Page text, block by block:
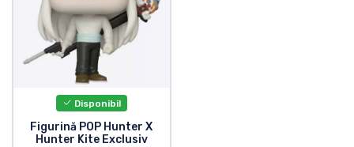
Disponibil
Figurină POP Hunter X
Hunter Kite Exclusiv